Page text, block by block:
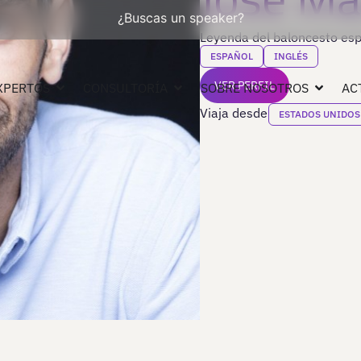
¿Buscas un speaker?
SOBRE NOSOTROS
Leyenda del baloncesto
ESPAÑOL INGLÉS
VER PERFIL
Viaja desde ESTADOS UNIDOS